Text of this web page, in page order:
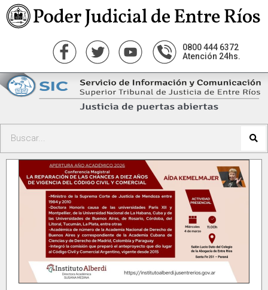
0800 444 6372
Atención 24hs.